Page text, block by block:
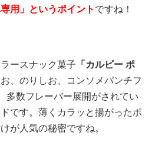
用」というポイント ですね！
ースナック菓子 「カルビー ポ
、のりしお、コンソメパンチフ
多数フレーバー展開がされてい
です。薄くカラッと揚がったポ
が人気の秘密ですね。